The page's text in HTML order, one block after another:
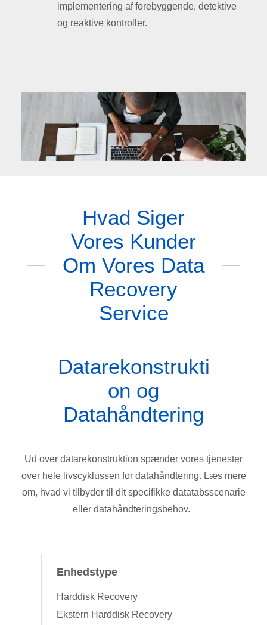
implementering af forebyggende, detektive
og reaktive kontroller.
Hvad Siger
Vores Kunder
Om Vores Data
Recovery
Service
Datarekonstrukti
on og
Datahåndtering
Ud over datarekonstruktion spænder vores tjenester
over hele livscyklussen for datahåndtering. Læs mere
om, hvad vi tilbyder til dit specifikke datatabsscenarie
eller datahåndteringsbehov.
Enhedstype
Harddisk Recovery
Ekstern Harddisk Recovery